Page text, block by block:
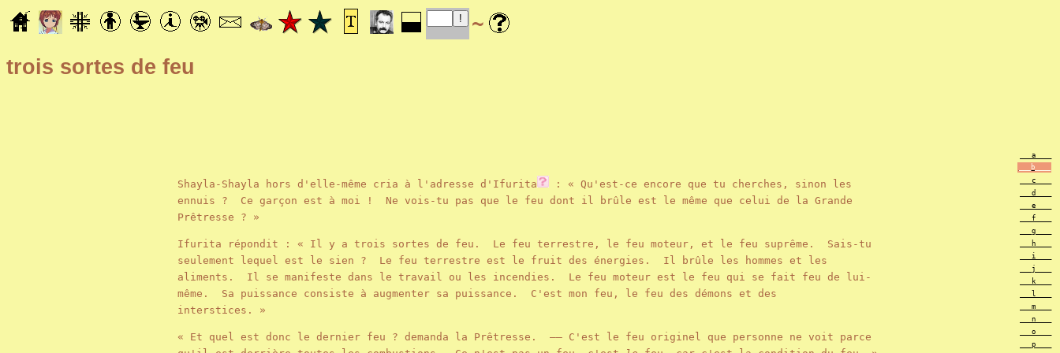
~
trois sortes de feu
Shayla-Shayla hors d'elle-même cria à l'adresse d'Ifurita
: « Qu'est-ce encore que tu cherches, sinon les
ennuis ? Ce garçon est à moi ! Ne vois-tu pas que le feu dont il brûle est le même que celui de la Grande
Prêtresse ? »
Ifurita répondit : « Il y a trois sortes de feu. Le feu terrestre, le feu moteur, et le feu suprême. Sais-tu
seulement lequel est le sien ? Le feu terrestre est le fruit des énergies. Il brûle les hommes et les
aliments. Il se manifeste dans le travail ou les incendies. Le feu moteur est le feu qui se fait feu de lui-
même. Sa puissance consiste à augmenter sa puissance. C'est mon feu, le feu des démons et des
interstices. »
« Et quel est donc le dernier feu ? demanda la Prêtresse. —— C'est le feu originel que personne ne voit parce
___a____
___b____
___c____
___d____
___e____
___f____
___g____
___h____
___i____
___j____
___k____
___m____
___n____
___o____
___p____